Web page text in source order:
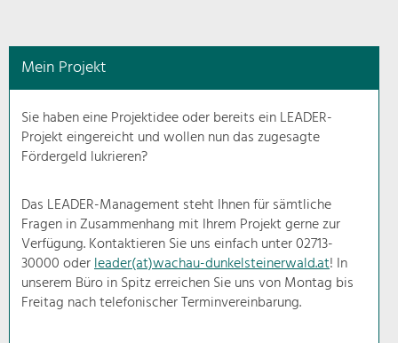
Natur- &
Landschaftsschutz
Pflege, Regulierung und
Weiterentwicklung.
Ortsbild, Baukultur und nachhaltiges
Siedlungswesen.
Land- & Forstwirtschaft
Bewirtschaftung und Pflege der
Kulturlandschaft.
Mein Projekt
Sie haben eine Projektidee oder bereits ein LEADER-
Projekt eingereicht und wollen nun das zugesagte
Fördergeld lukrieren?
Das LEADER-Management steht Ihnen für sämtliche
Fragen in Zusammenhang mit Ihrem Projekt gerne zur
Verfügung. Kontaktieren Sie uns einfach unter 02713-
30000 oderleader(at)wachau-dunkelsteinerwald.at! In
unserem Büro in Spitz erreichen Sie uns von Montag bis
Freitag nach telefonischer Terminvereinbarung.